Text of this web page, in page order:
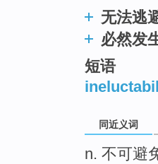
无法逃
必然发
短语
同近义词
n. 不可避